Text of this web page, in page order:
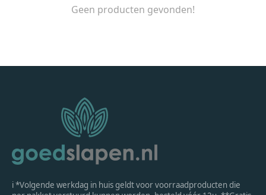
Geen producten gevonden!
ℹ *Volgende werkdag in huis geldt voor voorraadproducten die